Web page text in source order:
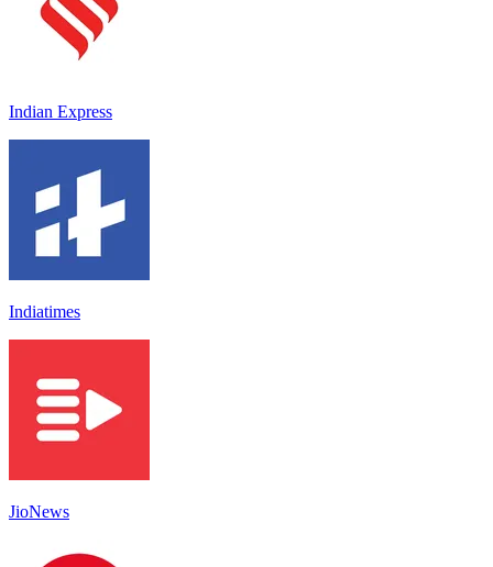
Indian Express
Indiatimes
JioNews